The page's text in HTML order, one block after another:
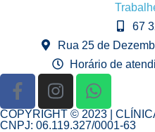
67
Rua 25 de
Horário de
COPYRIGHT © 2023 |
CNPJ: 06.119.327/0001-63